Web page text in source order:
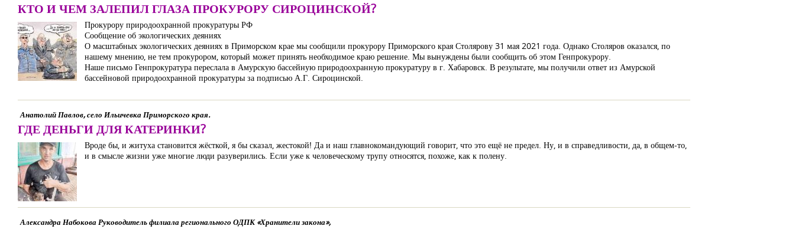
КТО И ЧЕМ ЗАЛЕПИЛ ГЛАЗА ПРОКУРОРУ СИРОЦИНСКОЙ?
Прокурору природоохранной прокуратуры РФ
Сообщение об экологических деяниях
О масштабных экологических деяниях в Приморском крае мы сообщили прокурору Приморского края Столярову 31 мая 2021 года. Однако Столяров оказался, по
нашему мнению, не тем прокурором, который может принять необходимое краю решение. Мы вынуждены были сообщить об этом Генпрокурору.
Наше письмо Генпрокуратура переслала в Амурскую бассейную природоохранную прокуратуру в г. Хабаровск. В результате, мы получили ответ из Амурской
бассейновой природоохранной прокуратуры за подписью А.Г. Сироцинской.
Анатолий Павлов, село Ильичевка Приморского края.
ГДЕ ДЕНЬГИ ДЛЯ КАТЕРИНКИ?
Вроде бы, и житуха становится жёсткой, я бы сказал, жестокой! Да и наш главнокомандующий говорит, что это ещё не предел. Ну, и в справедливости, да, в общем-то,
и в смысле жизни уже многие люди разуверились. Если уже к человеческому трупу относятся, похоже, как к полену.
Александра Набокова Руководитель филиала регионального ОДПК «Хранители закона»,